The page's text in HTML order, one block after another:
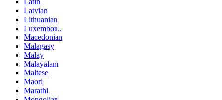
Latvian
Lithuanian
Luxembou..
Macedonian
Malagasy
Malay
Malayalam
Maltese
Maori
Marathi